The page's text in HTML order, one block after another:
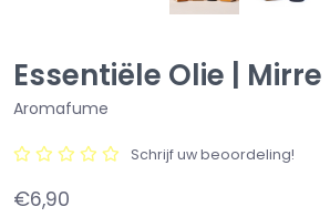
Essentiële Olie |
Aromafume
Schrijf uw beoordeling!
€6,90